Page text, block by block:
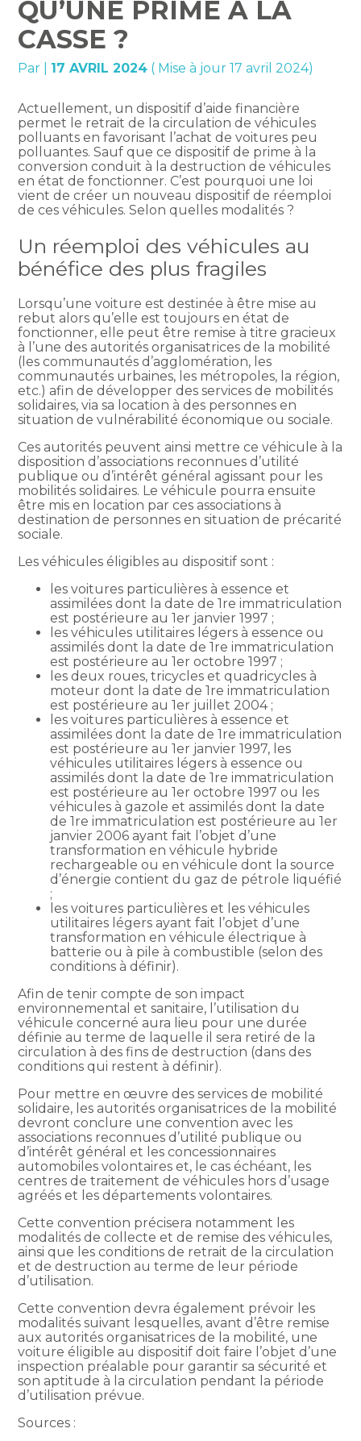
QU’UNE PRIME À LA
CASSE ?
Par 17 AVRIL 2024 ( Mise à jour 17 avril 2024)
Actuellement, un dispositif d’aide financière
permet le retrait de la circulation de véhicules
polluants en favorisant l’achat de voitures peu
polluantes. Sauf que ce dispositif de prime à la
conversion conduit à la destruction de véhicules
en état de fonctionner. C’est pourquoi une loi
vient de créer un nouveau dispositif de réemploi
de ces véhicules. Selon quelles modalités ?
Un réemploi des véhicules au
bénéfice des plus fragiles
Lorsqu’une voiture est destinée à être mise au
rebut alors qu’elle est toujours en état de
fonctionner, elle peut être remise à titre gracieux
à l’une des autorités organisatrices de la mobilité
(les communautés d’agglomération, les
communautés urbaines, les métropoles, la région,
etc.) afin de développer des services de mobilités
solidaires, via sa location à des personnes en
situation de vulnérabilité économique ou sociale.
Ces autorités peuvent ainsi mettre ce véhicule à la
disposition d’associations reconnues d’utilité
publique ou d’intérêt général agissant pour les
mobilités solidaires. Le véhicule pourra ensuite
être mis en location par ces associations à
destination de personnes en situation de précarité
sociale.
Les véhicules éligibles au dispositif sont :
les voitures particulières à essence et
assimilées dont la date de 1re immatriculation
est postérieure au 1er janvier 1997 ;
les véhicules utilitaires légers à essence ou
assimilés dont la date de 1re immatriculation
est postérieure au 1er octobre 1997 ;
les deux roues, tricycles et quadricycles à
moteur dont la date de 1re immatriculation
est postérieure au 1er juillet 2004 ;
les voitures particulières à essence et
assimilées dont la date de 1re immatriculation
est postérieure au 1er janvier 1997, les
véhicules utilitaires légers à essence ou
assimilés dont la date de 1re immatriculation
est postérieure au 1er octobre 1997 ou les
véhicules à gazole et assimilés dont la date
de 1re immatriculation est postérieure au 1er
janvier 2006 ayant fait l’objet d’une
transformation en véhicule hybride
rechargeable ou en véhicule dont la source
d’énergie contient du gaz de pétrole liquéfié
;
les voitures particulières et les véhicules
utilitaires légers ayant fait l’objet d’une
transformation en véhicule électrique à
batterie ou à pile à combustible (selon des
conditions à définir).
Afin de tenir compte de son impact
environnemental et sanitaire, l’utilisation du
véhicule concerné aura lieu pour une durée
définie au terme de laquelle il sera retiré de la
circulation à des fins de destruction (dans des
conditions qui restent à définir).
Pour mettre en œuvre des services de mobilité
solidaire, les autorités organisatrices de la mobilité
devront conclure une convention avec les
associations reconnues d’utilité publique ou
d’intérêt général et les concessionnaires
automobiles volontaires et, le cas échéant, les
centres de traitement de véhicules hors d’usage
agréés et les départements volontaires.
Cette convention précisera notamment les
modalités de collecte et de remise des véhicules,
ainsi que les conditions de retrait de la circulation
et de destruction au terme de leur période
d’utilisation.
Cette convention devra également prévoir les
modalités suivant lesquelles, avant d’être remise
aux autorités organisatrices de la mobilité, une
voiture éligible au dispositif doit faire l’objet d’une
inspection préalable pour garantir sa sécurité et
son aptitude à la circulation pendant la période
d’utilisation prévue.
Sources :